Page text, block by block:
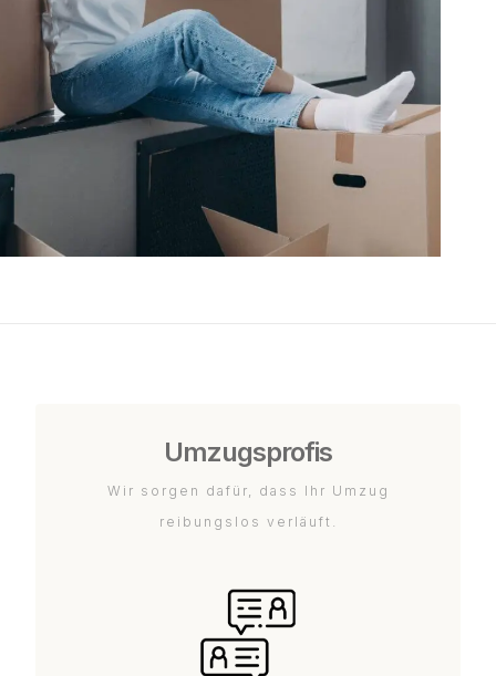
Umzugsprofis
Wir sorgen dafür, dass Ihr Umzug
reibungslos verläuft.